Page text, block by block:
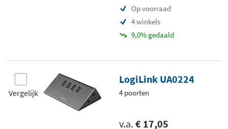
Op voorraad
4 winkels
9,0% gedaald
Vergelijk
LogiLink UA0224
4 poorten
v.a. € 17,05